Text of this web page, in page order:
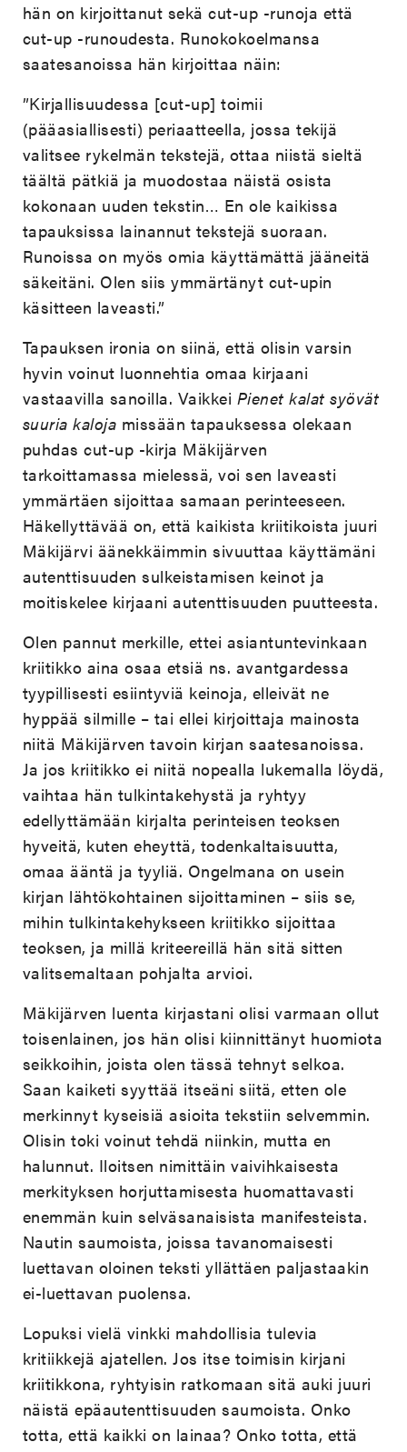
hän on kirjoittanut sekä cut-up -runoja että
cut-up -runoudesta. Runokokoelmansa
saatesanoissa hän kirjoittaa näin:
”Kirjallisuudessa [cut-up] toimii
(pääasiallisesti) periaatteella, jossa tekijä
valitsee rykelmän tekstejä, ottaa niistä sieltä
täältä pätkiä ja muodostaa näistä osista
kokonaan uuden tekstin… En ole kaikissa
tapauksissa lainannut tekstejä suoraan.
Runoissa on myös omia käyttämättä jääneitä
säkeitäni. Olen siis ymmärtänyt cut-upin
käsitteen laveasti.”
Tapauksen ironia on siinä, että olisin varsin
hyvin voinut luonnehtia omaa kirjaani
vastaavilla sanoilla. Vaikkei Pienet kalat syövät
suuria kaloja missään tapauksessa olekaan
puhdas cut-up -kirja Mäkijärven
tarkoittamassa mielessä, voi sen laveasti
ymmärtäen sijoittaa samaan perinteeseen.
Häkellyttävää on, että kaikista kriitikoista juuri
Mäkijärvi äänekkäimmin sivuuttaa käyttämäni
autenttisuuden sulkeistamisen keinot ja
moitiskelee kirjaani autenttisuuden puutteesta.
Olen pannut merkille, ettei asiantuntevinkaan
kriitikko aina osaa etsiä ns. avantgardessa
tyypillisesti esiintyviä keinoja, elleivät ne
hyppää silmille – tai ellei kirjoittaja mainosta
niitä Mäkijärven tavoin kirjan saatesanoissa.
Ja jos kriitikko ei niitä nopealla lukemalla löydä,
vaihtaa hän tulkintakehystä ja ryhtyy
edellyttämään kirjalta perinteisen teoksen
hyveitä, kuten eheyttä, todenkaltaisuutta,
omaa ääntä ja tyyliä. Ongelmana on usein
kirjan lähtökohtainen sijoittaminen – siis se,
mihin tulkintakehykseen kriitikko sijoittaa
teoksen, ja millä kriteereillä hän sitä sitten
valitsemaltaan pohjalta arvioi.
Mäkijärven luenta kirjastani olisi varmaan ollut
toisenlainen, jos hän olisi kiinnittänyt huomiota
seikkoihin, joista olen tässä tehnyt selkoa.
Saan kaiketi syyttää itseäni siitä, etten ole
merkinnyt kyseisiä asioita tekstiin selvemmin.
Olisin toki voinut tehdä niinkin, mutta en
halunnut. Iloitsen nimittäin vaivihkaisesta
merkityksen horjuttamisesta huomattavasti
enemmän kuin selväsanaisista manifesteista.
Nautin saumoista, joissa tavanomaisesti
luettavan oloinen teksti yllättäen paljastaakin
ei-luettavan puolensa.
Lopuksi vielä vinkki mahdollisia tulevia
kritiikkejä ajatellen. Jos itse toimisin kirjani
kriitikkona, ryhtyisin ratkomaan sitä auki juuri
näistä epäautenttisuuden saumoista. Onko
totta, että kaikki on lainaa? Onko totta, että